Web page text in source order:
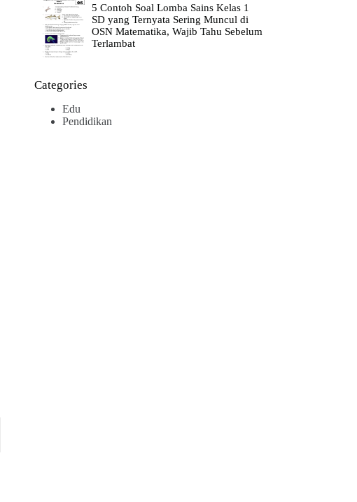
5 Contoh Soal Lomba Sains Kelas 1
SD yang Ternyata Sering Muncul di
OSN Matematika, Wajib Tahu Sebelum
Terlambat
Categories
Edu
Pendidikan